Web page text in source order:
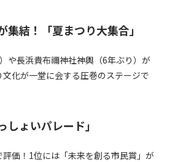
集結！「夏まつり大集合」
や長浜貴布禰神社神輿（6年ぶり）が
化が一堂に会する圧巻のステージで
ょいパレード」
価！1位には「未来を創る市民賞」が